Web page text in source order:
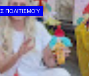
ΠΟΛΙΤΙΣΜΟΎ